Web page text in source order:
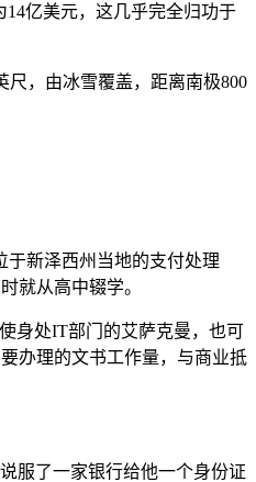
14亿美元，这几乎完全归功于
尺，由冰雪覆盖，距离南极800
于新泽西州当地的支付处理
就从高中辍学。
身处IT部门的艾萨克曼，也可
办理的文书工作量，与商业抵
服了一家银行给他一个身份证